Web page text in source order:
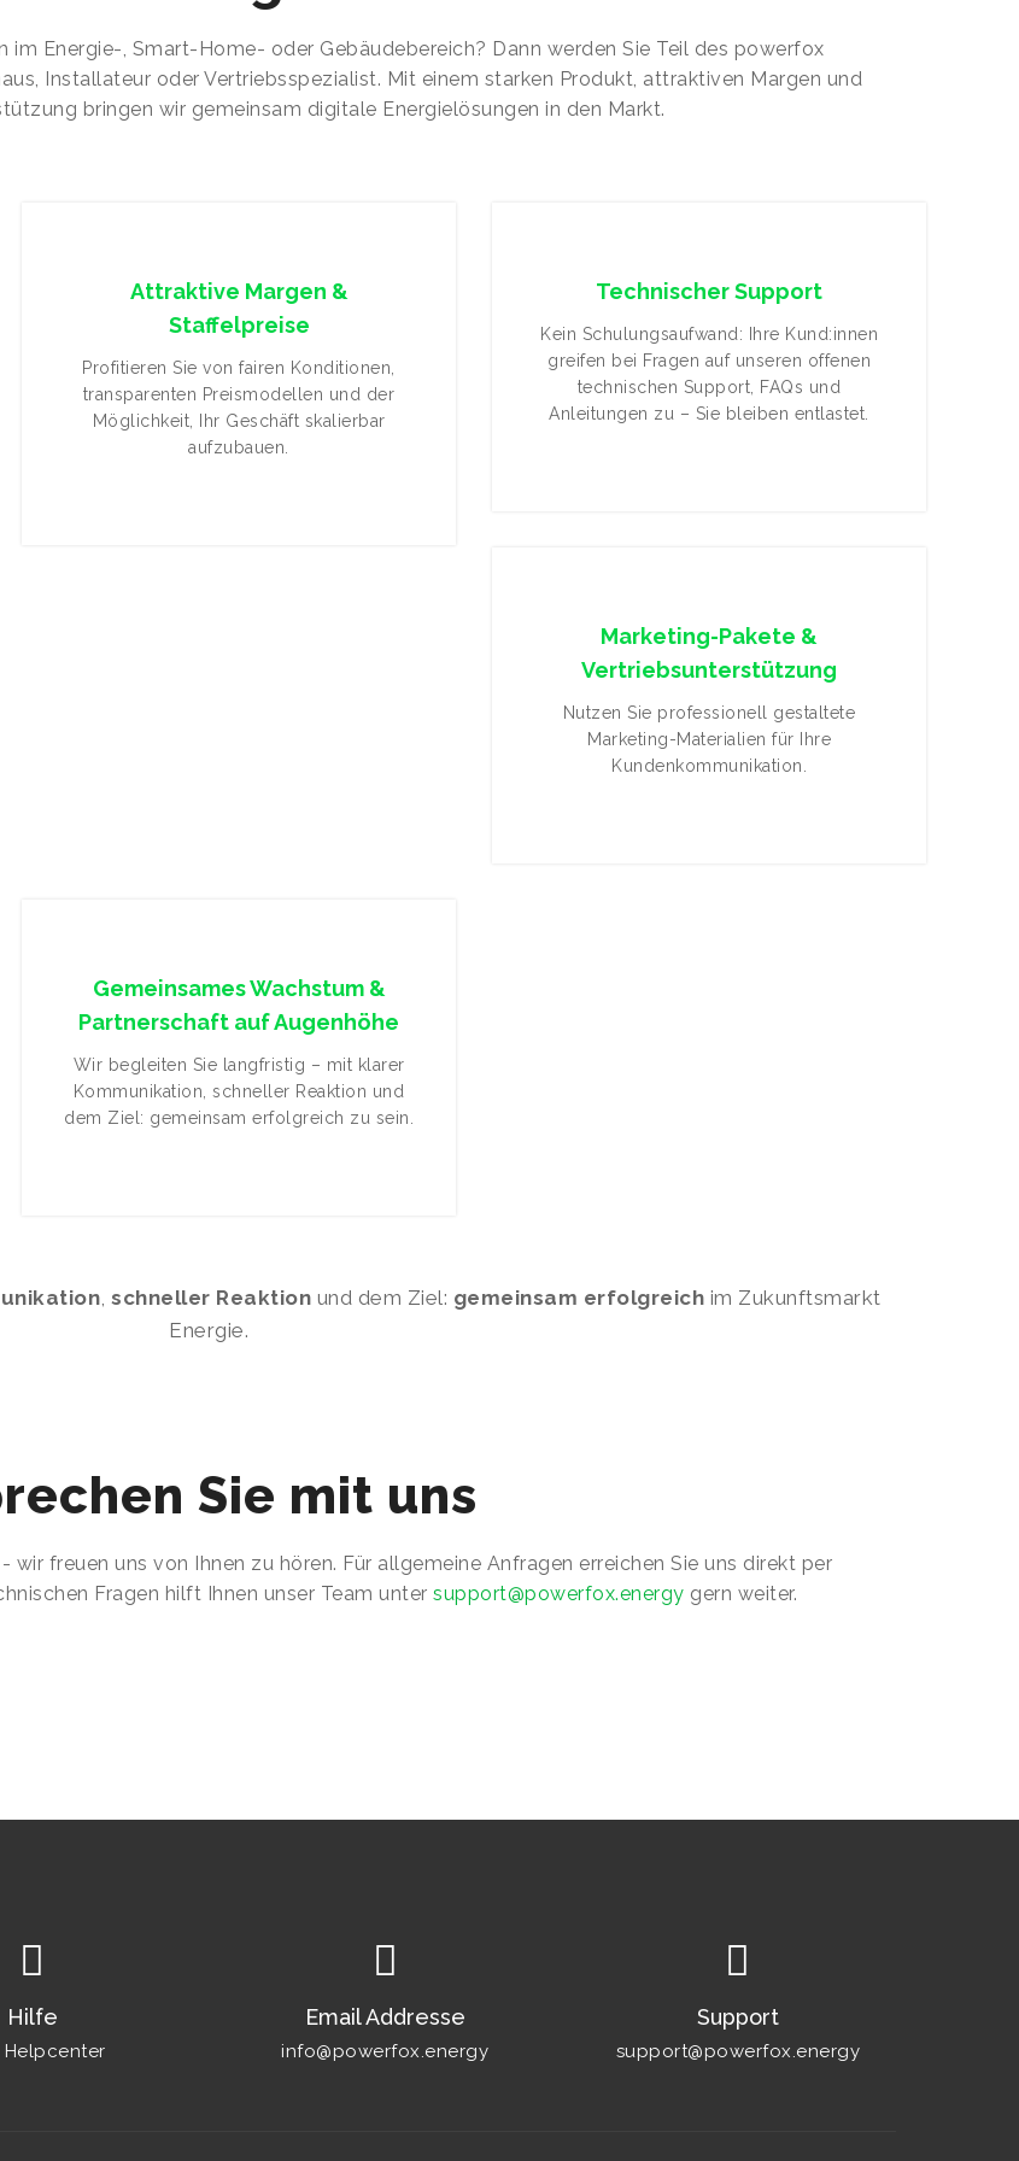
im Energie-, Smart-Home- oder Gebäudebereich? Dann werden Sie Teil des powerfox
Installateur oder Vertriebsspezialist. Mit einem starken Produkt, attraktiven Margen und
bringen wir gemeinsam digitale Energielösungen in den Markt.
Attraktive Margen &
Staffelpreise
Profitieren Sie von fairen Konditionen,
transparenten Preismodellen und der
Möglichkeit, Ihr Geschäft skalierbar
aufzubauen.
Technischer Support
Kein Schulungsaufwand: Ihre Kund:innen
greifen bei Fragen auf unseren offenen
technischen Support, FAQs und
Anleitungen zu – Sie bleiben entlastet.
Marketing-Pakete &
Vertriebsunterstützung
Nutzen Sie professionell gestaltete
Marketing-Materialien für Ihre
Kundenkommunikation.
Gemeinsames Wachstum &
Partnerschaft auf Augenhöhe
Wir begleiten Sie langfristig – mit klarer
Kommunikation, schneller Reaktion und
dem Ziel: gemeinsam erfolgreich zu sein.
,schneller Reaktion und dem Ziel: gemeinsam erfolgreich im Zukunftsmarkt
Energie.
Sie mit uns
freuen uns von Ihnen zu hören. Für allgemeine Anfragen erreichen Sie uns direkt per
Fragen hilft Ihnen unser Team untersupport@powerfox.energy gern weiter.
Hilfe
Helpcenter
Email Addresse
info@powerfox.energy
Support
support@powerfox.energy